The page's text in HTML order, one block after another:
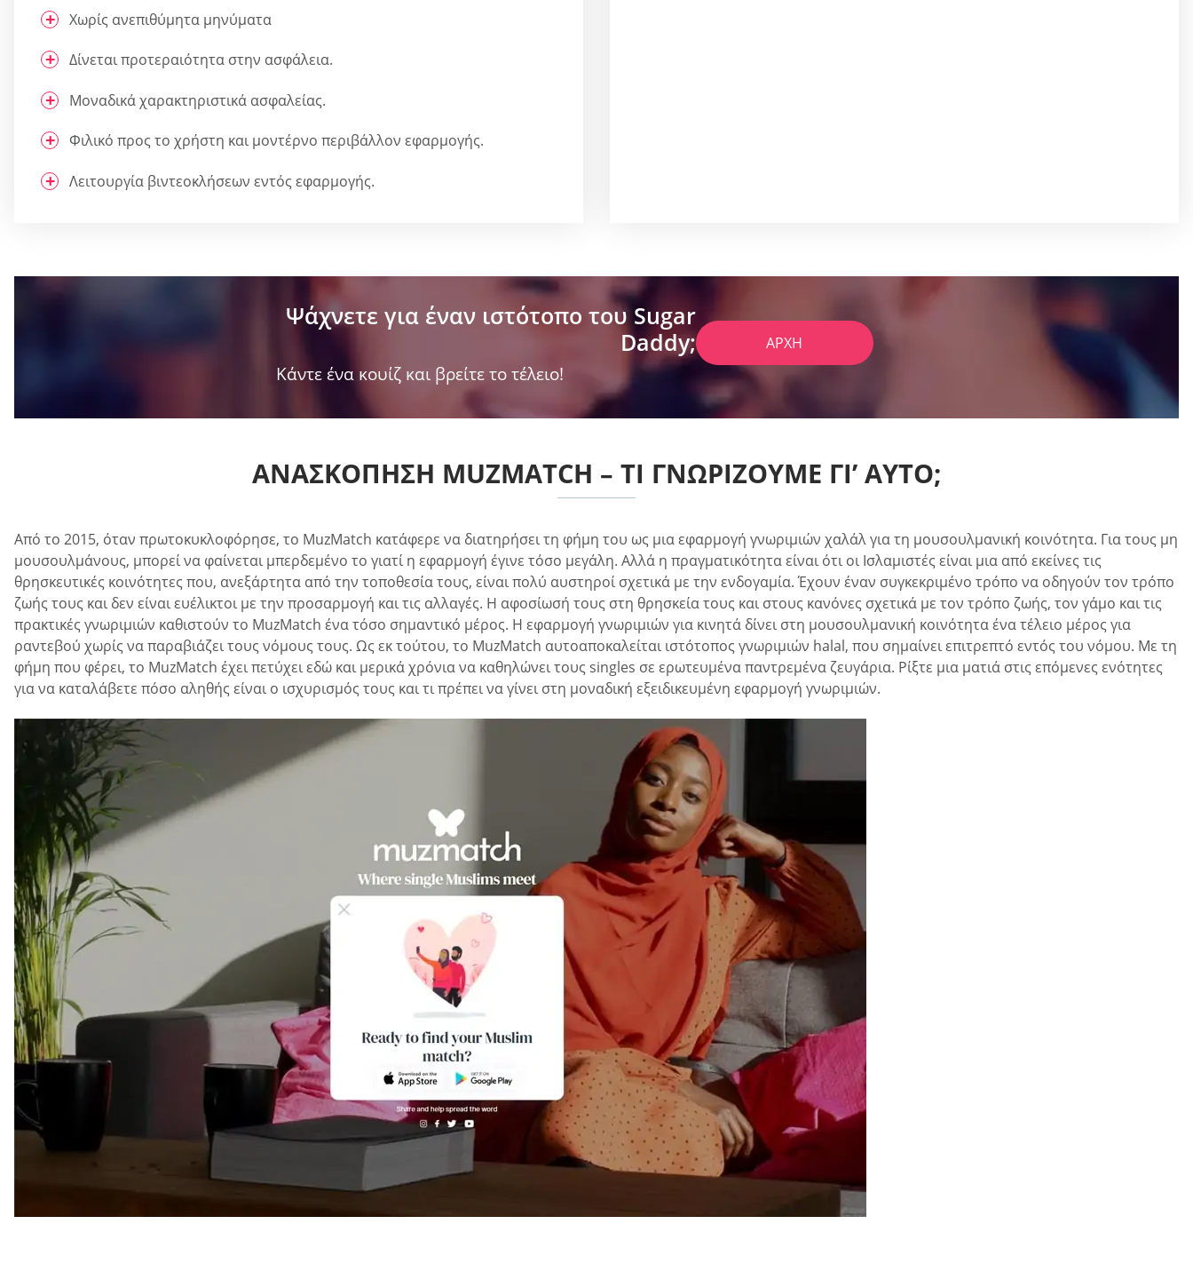
Χωρίς ανεπιθύμητα μηνύματα
Δίνεται προτεραιότητα στην ασφάλεια.
Μοναδικά χαρακτηριστικά ασφαλείας.
Φιλικό προς το χρήστη και μοντέρνο περιβάλλον εφαρμογής.
Λειτουργία βιντεοκλήσεων εντός εφαρμογής.
Ψάχνετε για έναν ιστότοπο του Sugar
Daddy;
Κάντε ένα κουίζ και βρείτε το τέλειο!
ΑΡΧΉ
ΑΝΑΣΚΌΠΗΣΗ MUZMATCH – ΤΙ ΓΝΩΡΊΖΟΥΜΕ ΓΙ’ ΑΥΤΌ;
Από το 2015, όταν πρωτοκυκλοφόρησε, το MuzMatch κατάφερε να διατηρήσει τη φήμη του ως μια εφαρμογή γνωριμιών χαλάλ για τη μουσουλμανική κοινότητα. Για τους μη
μουσουλμάνους, μπορεί να φαίνεται μπερδεμένο το γιατί η εφαρμογή έγινε τόσο μεγάλη. Αλλά η πραγματικότητα είναι ότι οι Ισλαμιστές είναι μια από εκείνες τις
θρησκευτικές κοινότητες που, ανεξάρτητα από την τοποθεσία τους, είναι πολύ αυστηροί σχετικά με την ενδογαμία. Έχουν έναν συγκεκριμένο τρόπο να οδηγούν τον τρόπο
ζωής τους και δεν είναι ευέλικτοι με την προσαρμογή και τις αλλαγές. Η αφοσίωσή τους στη θρησκεία τους και στους κανόνες σχετικά με τον τρόπο ζωής, τον γάμο και τις
πρακτικές γνωριμιών καθιστούν το MuzMatch ένα τόσο σημαντικό μέρος. Η εφαρμογή γνωριμιών για κινητά δίνει στη μουσουλμανική κοινότητα ένα τέλειο μέρος για
ραντεβού χωρίς να παραβιάζει τους νόμους τους. Ως εκ τούτου, το MuzMatch αυτοαποκαλείται ιστότοπος γνωριμιών halal, που σημαίνει επιτρεπτό εντός του νόμου. Με τη
φήμη που φέρει, το MuzMatch έχει πετύχει εδώ και μερικά χρόνια να καθηλώνει τους singles σε ερωτευμένα παντρεμένα ζευγάρια. Ρίξτε μια ματιά στις επόμενες ενότητες
για να καταλάβετε πόσο αληθής είναι ο ισχυρισμός τους και τι πρέπει να γίνει στη μοναδική εξειδικευμένη εφαρμογή γνωριμιών.